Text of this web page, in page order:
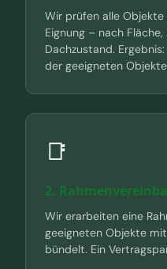
Wir prüfen alle
Eignung – nach
Dachzustand.
der geeigneten
📑
2.
Wir erarbeiten eine
geeigneten Objekte
bündelt. Ein